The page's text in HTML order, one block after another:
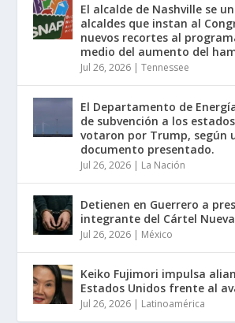
El alcalde de Nashville se
alcaldes que instan al
nuevos recortes al
medio del aumento del
Jul 26, 2026 |Tennessee
El Departamento de
de subvención a los
votaron por Trump, según
documento presentado.
Jul 26, 2026 | La Nación
Detienen en Guerrero a
integrante del Cártel
Jul 26, 2026 | México
Keiko Fujimori impulsa
Estados Unidos frente al
Jul 26, 2026 | Latinoamérica